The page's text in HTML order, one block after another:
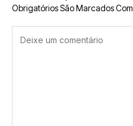
Obrigatórios São Marcados Com